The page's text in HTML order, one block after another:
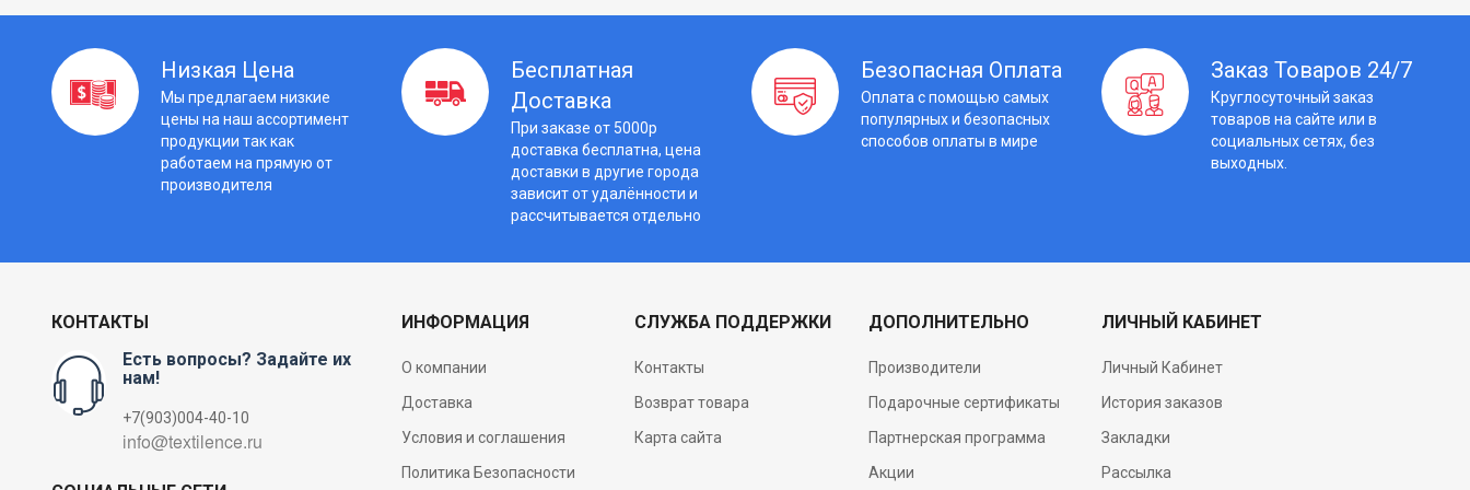
Низкая Цена
Мы предлагаем низкие
цены на наш ассортимент
продукции так как
работаем на прямую от
производителя
Бесплатная
Доставка
При заказе от 5000р
доставка бесплатна, цена
доставки в другие города
зависит от удалённости и
рассчитывается отдельно
Безопасная Оплата
Оплата с помощью самых
популярных и безопасных
способов оплаты в мире
Заказ Товаров 24/7
Круглосуточный заказ
товаров на сайте или в
социальных сетях, без
выходных.
КОНТАКТЫ
Есть вопросы? Задайте их
нам!
+7(903)004-40-10
ИНФОРМАЦИЯ
О компании
Доставка
Условия и соглашения
Политика Безопасности
СЛУЖБА ПОДДЕРЖКИ
Контакты
Возврат товара
Карта сайта
ДОПОЛНИТЕЛЬНО
Производители
Подарочные сертификаты
Партнерская программа
Акции
ЛИЧНЫЙ КАБИНЕТ
Личный Кабинет
История заказов
Закладки
Рассылка